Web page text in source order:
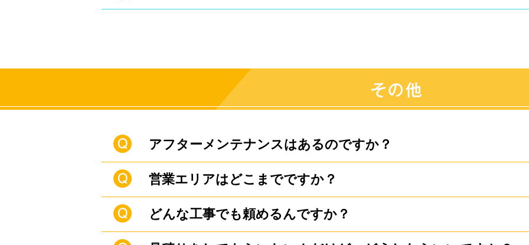
い。しつこいセールスや強引なセールスは一切致しませんの
アフターメンテナンスはあるのですか？
定期的なアフターフォローをさせて頂いております。またご
お伺いいたします。
営業エリアはどこまでですか？
基本的には栃木県全域及び茨城県西地区で展開しておりますが
にお問合わせ下さい。
どんな工事でも頼めるんですか？